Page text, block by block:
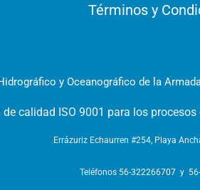
Términos y
y Oceanográfico de la
calidad ISO 9001 para los
Errázuriz Echaurren #254, Playa
Teléfonos 56-322266707 y